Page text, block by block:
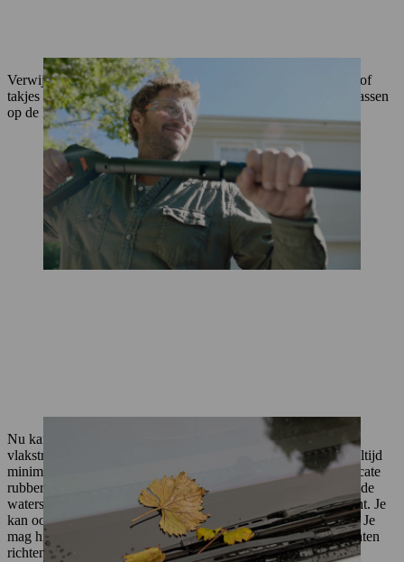
Verwijder eerst met de hand los, grof materiaal zoals bladeren of
takjes van je auto. Zo maakt het houtachtige materiaal geen krassen
op de lak wanneer je de hogedrukreiniger op de auto gebruikt.
Nu kan je aan de slag met de hogedrukreiniger. Gebruik de
vlakstraalmond en begin met de laagste drukinstelling. Houd altijd
minimaal 30 cm afstand van de auto, zodat je de lak of de delicate
rubberen onderdelen niet beschadigt. Spoel grof vuil weg met de
waterstraal die je onder een lichte schuine hoek op de auto richt. Je
kan ook velgen en banden afspoelen met de hogedrukreiniger. Je
mag hierbij geen sterke waterstralen direct op rubberen elementen
richten.